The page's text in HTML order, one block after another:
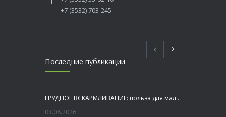
+7 (3532) 703-245
Последние публикации
ГРУДНОЕ ВСКАРМЛИВАНИЕ: польза для малыша и мамы
03.08.2026